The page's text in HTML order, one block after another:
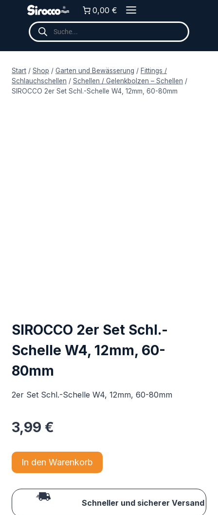
springen
0,00 €
Products
search
Start / Shop / Garten und Bewässerung / Fittings /
Schlauchschellen / Schellen / Gelenkbolzen – Schellen /
SIROCCO 2er Set Schl.-Schelle W4, 12mm, 60-80mm
SIROCCO 2er Set Schl.-
Schelle W4, 12mm, 60-
80mm
2er Set Schl.-Schelle W4, 12mm, 60-80mm
3,99 €
In den Warenkorb
Schneller und sicherer Versand